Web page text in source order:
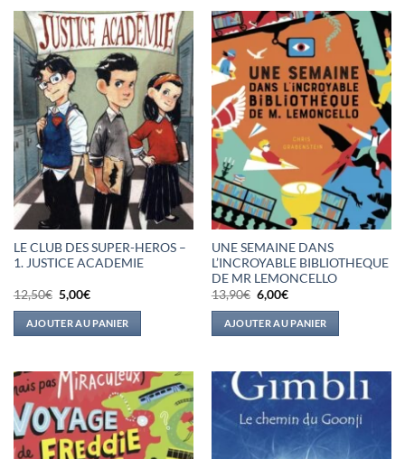
LE CLUB DES SUPER-HEROS –
1. JUSTICE ACADEMIE
12,50€ Le
prix
initial
était :
12,50€.
5,00€Le
actuel
est :
5,00€.
AJOUTER AU PANIER
UNE SEMAINE DANS
L’INCROYABLE BIBLIOTHEQUE
DE MR LEMONCELLO
13,90€ Le
prix
initial
était :
13,90€.
6,00€Le
actuel
est :
6,00€.
AJOUTER AU PANIER